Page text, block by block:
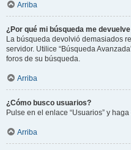
Arriba
¿Por qué mi búsqueda me
La búsqueda devolvió demasiados
servidor. Utilice “Búsqueda
foros de su búsqueda.
Arriba
¿Cómo busco usuarios?
Pulse en el enlace “Usuarios” y
Arriba